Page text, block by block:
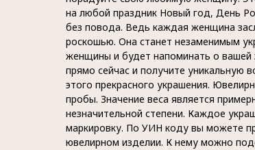
на любой праздник Новый год, День
без повода. Ведь каждая женщина
роскошью. Она станет незаменимым
женщины и будет напоминать о
прямо сейчас и получите уникальную
этого прекрасного украшения.
пробы. Значение веса является
незначительной степени. Каждое
маркировку. По УИН коду вы можете
ювелирном изделии. К нему можно